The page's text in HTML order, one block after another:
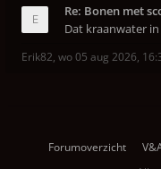
Re: Bonen met
Dat kraanwater
Erik82, wo 05 aug 2026,
Forumoverzicht